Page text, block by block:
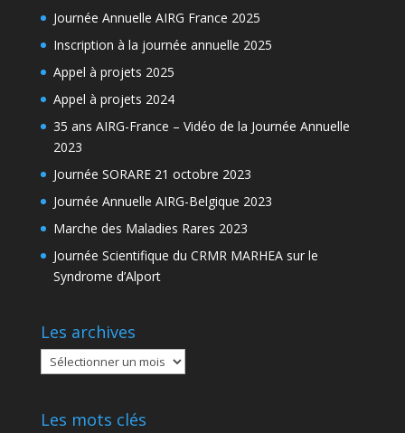
Journée Annuelle AIRG France 2025
Inscription à la journée annuelle 2025
Appel à projets 2025
Appel à projets 2024
35 ans AIRG-France – Vidéo de la Journée Annuelle
2023
Journée SORARE 21 octobre 2023
Journée Annuelle AIRG-Belgique 2023
Marche des Maladies Rares 2023
Journée Scientifique du CRMR MARHEA sur le
Syndrome d’Alport
Les archives
Les
archives
Les mots clés